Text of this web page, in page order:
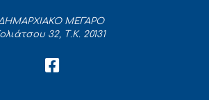
ΜΕΓΑΡΟ
32, Τ.Κ. 20131